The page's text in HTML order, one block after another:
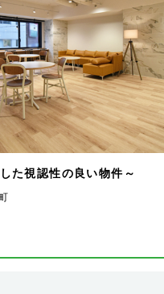
た視認性の良い物件～